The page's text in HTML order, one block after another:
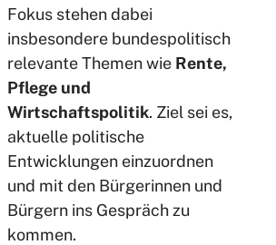
Fokus stehen dabei
insbesondere bundespolitisch
relevante Themen wie Rente,
Pflege und
Wirtschaftspolitik. Ziel sei es,
aktuelle politische
Entwicklungen einzuordnen
und mit den Bürgerinnen und
Bürgern ins Gespräch zu
kommen.